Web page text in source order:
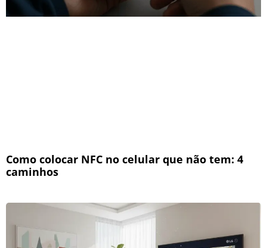
Como colocar NFC no celular que não tem: 4
caminhos